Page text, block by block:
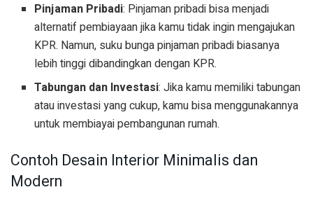
Pinjaman Pribadi: Pinjaman pribadi bisa menjadi
alternatif pembiayaan jika kamu tidak ingin mengajukan
KPR. Namun, suku bunga pinjaman pribadi biasanya
lebih tinggi dibandingkan dengan KPR.
Tabungan dan Investasi: Jika kamu memiliki tabungan
atau investasi yang cukup, kamu bisa menggunakannya
untuk membiayai pembangunan rumah.
Contoh Desain Interior Minimalis dan
Modern